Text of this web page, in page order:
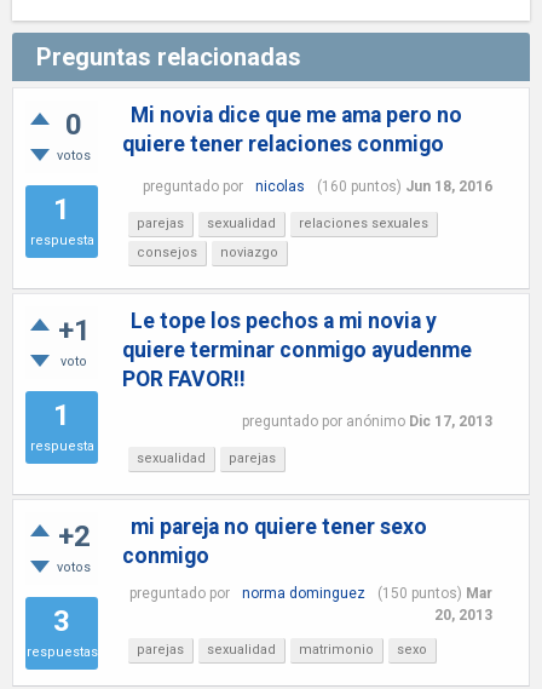
Preguntas relacionadas
0
votos
1
respuesta
Mi novia dice que me ama pero no
quiere tener relaciones conmigo
preguntado por nicolas (160 puntos) Jun 18, 2016
parejas sexualidad
relaciones sexuales
consejos
noviazgo
+1
voto
1
respuesta
Le tope los pechos a mi novia y
quiere terminar conmigo ayudenme
POR FAVOR!!
preguntado por anónimo Dic 17, 2013
sexualidad parejas
+2
votos
3
respuestas
mi pareja no quiere tener sexo
conmigo
preguntado por norma dominguez (150 puntos) Mar
20, 2013
parejas sexualidad matrimonio sexo